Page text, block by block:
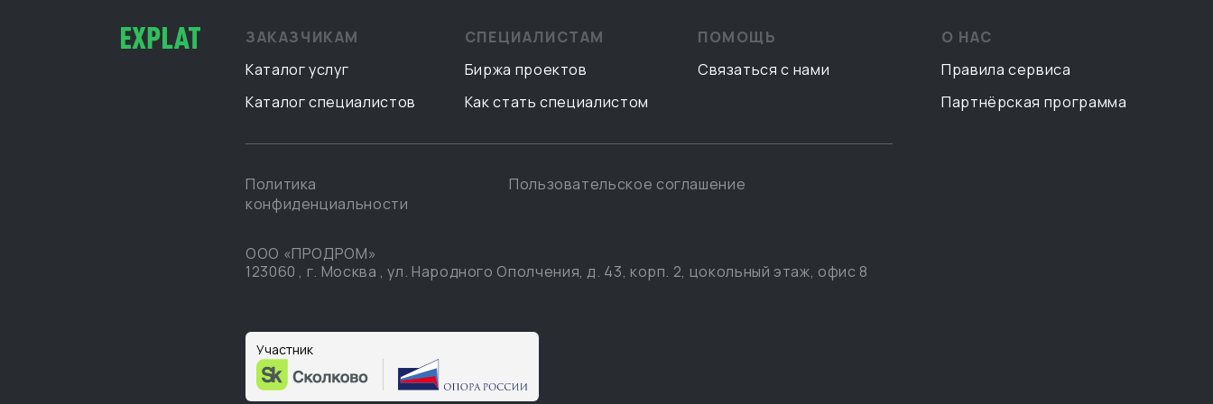
ЗАКАЗЧИКАМ
Каталог услуг
Каталог специалистов
СПЕЦИАЛИСТАМ
Биржа проектов
Как стать специалистом
ПОМОЩЬ
Связаться с нами
Политика
конфиденциальности
Пользовательское соглашение
ООО «ПРОДРОМ»
123060 , г. Москва ,ул. Народного Ополчения, д. 43, корп. 2, цокольный этаж, офис 8
Участник
О НАС
Правила сервиса
Партнёрская программа